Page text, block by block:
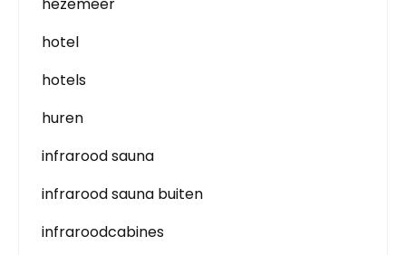
hotel
hotels
huren
infrarood sauna
infrarood sauna buiten
infraroodcabines